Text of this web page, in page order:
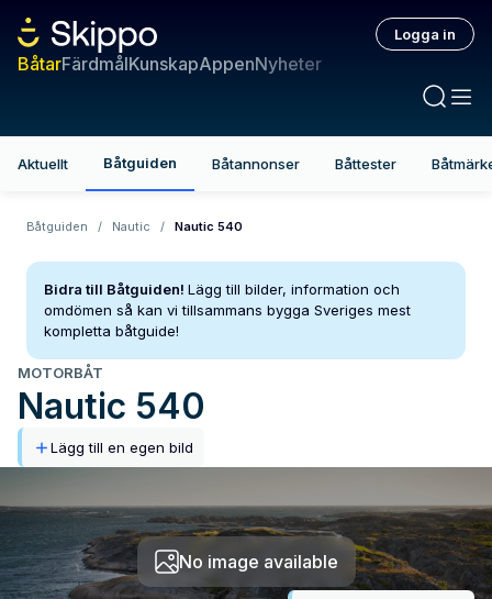
BåtarFärdmålKunskapAppenNyheter
Logga in
Aktuellt Båtguiden Båtannonser Båttester
Båtguiden / Nautic / Nautic 540
Bidra till Båtguiden! Lägg till bilder, information och
omdömen så kan vi tillsammans bygga Sveriges mest
kompletta båtguide!
MOTORBÅT
Nautic 540
Lägg till en egen bild
No image available